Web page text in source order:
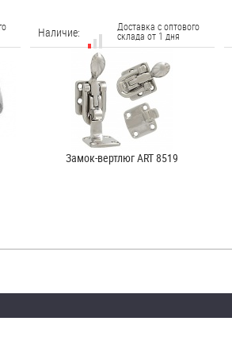
Наличие: Доставка с оптового
склада от 1 дня
Замок-вертлюг ART 8519
Доставка с оптового
склада от 1 дня
Доставка с оптового
склада от 1 дня
Замок шарнирный с ключом ART